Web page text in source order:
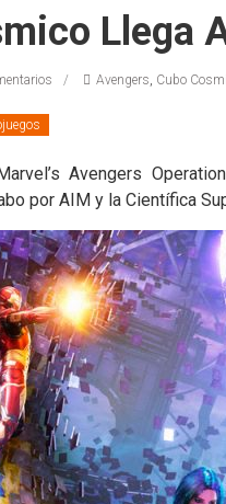
Llega
Avengers, Cubo
Avengers
por AIM y la Científica